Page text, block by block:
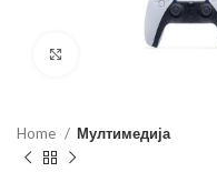
Click to enlarge
Home Мултимедија